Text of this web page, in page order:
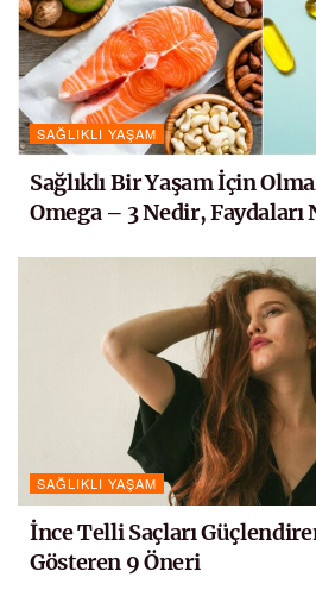
SAĞLIKLI YAŞAM
Sağlıklı Bir Yaşam İçin
Omega – 3 Nedir, Faydaları
SAĞLIKLI YAŞAM
İnce Telli Saçları
Gösteren 9 Öneri